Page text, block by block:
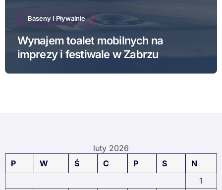
Baseny I Pływalnie
Wynajem toalet mobilnych na
imprezy i festiwale w Zabrzu
luty 2026
P
W Ś C P S
N
1